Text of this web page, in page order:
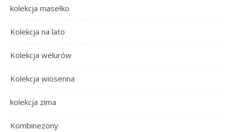
kolekcja masełko
Kolekcja na lato
Kolekcja welurów
Kolekcja wiosenna
kolekcja zima
Kombinezony